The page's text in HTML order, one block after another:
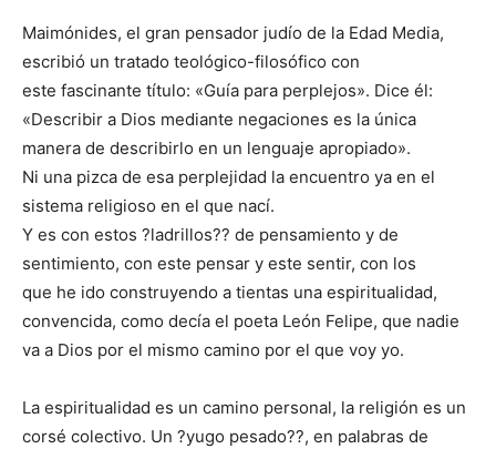
Maimónides, el gran pensador judío de la Edad Media,
escribió un tratado teológico-filosófico con
este fascinante título: «Guía para perplejos». Dice él:
«Describir a Dios mediante negaciones es la única
manera de describirlo en un lenguaje apropiado».
Ni una pizca de esa perplejidad la encuentro ya en el
sistema religioso en el que nací.
Y es con estos ?ladrillos?? de pensamiento y de
sentimiento, con este pensar y este sentir, con los
que he ido construyendo a tientas una espiritualidad,
convencida, como decía el poeta León Felipe, que nadie
va a Dios por el mismo camino por el que voy yo.
La espiritualidad es un camino personal, la religión es un
corsé colectivo. Un ?yugo pesado??, en palabras de